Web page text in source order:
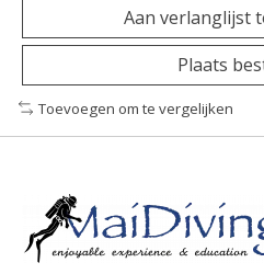
Aan verlanglijst
Plaats
Toevoegen om te vergelijken